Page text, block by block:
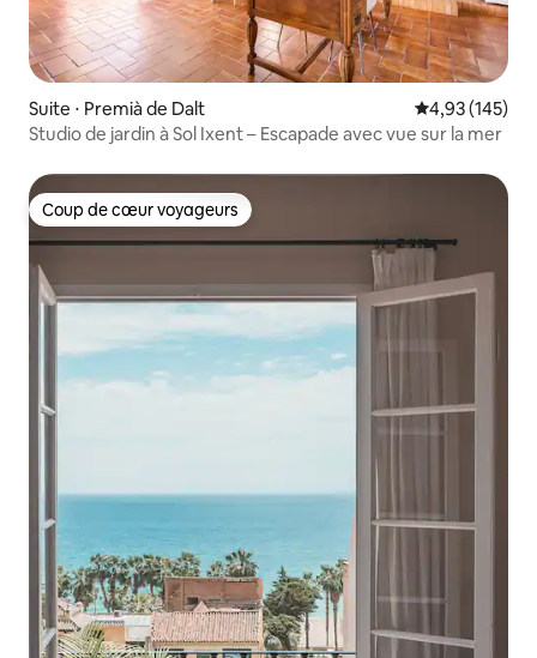
Suite ⋅ Premià de Dalt Évaluation
4,93 (145)
Studio de jardin à Sol Ixent – Escapade avec vue sur la mer
Coup de cœur voyageurs
Coup de cœur voyageurs